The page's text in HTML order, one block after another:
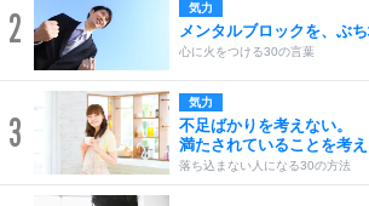
2 気力
メンタルブロックを、ぶち
心に火をつける30の言葉
3
気力
不足ばかりを考えない。
満たされていることを考え
落ち込まない人になる30の方法